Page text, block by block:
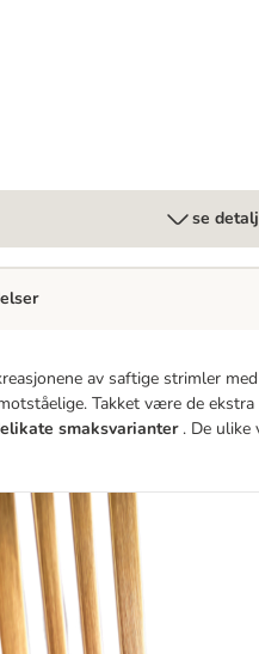
se
av saftige strimler
Takket være de
smaksvarianter. De ulike